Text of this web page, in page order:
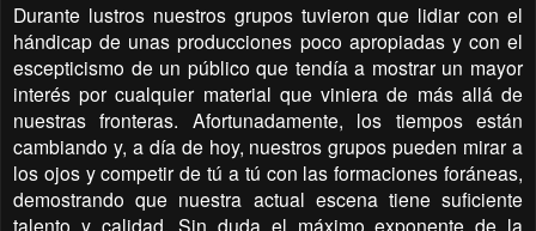
Durante lustros nuestros grupos tuvieron que lidiar con el
hándicap de unas producciones poco apropiadas y con el
escepticismo de un público que tendía a mostrar un mayor
interés por cualquier material que viniera de más allá de
nuestras fronteras. Afortunadamente, los tiempos están
cambiando y, a día de hoy, nuestros grupos pueden mirar a
los ojos y competir de tú a tú con las formaciones foráneas,
demostrando que nuestra actual escena tiene suficiente
talento y calidad. Sin duda el máximo exponente de la